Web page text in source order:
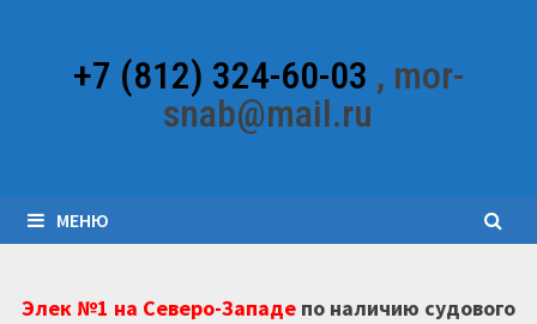
содержимому+7 (812) 324-60-03 , mor-
snab@mail.ru
МЕНЮ
Элек №1 на Северо-Западепо наличию судового